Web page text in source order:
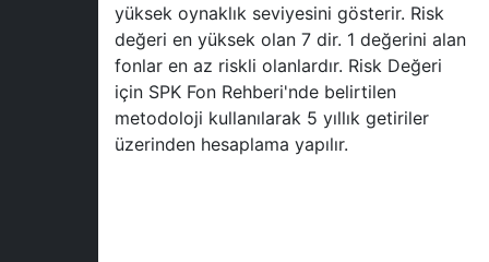
yüksek oynaklık seviyesini gösterir. Risk
değeri en yüksek olan 7 dir. 1 değerini alan
fonlar en az riskli olanlardır. Risk Değeri
için SPK Fon Rehberi'nde belirtilen
metodoloji kullanılarak 5 yıllık getiriler
üzerinden hesaplama yapılır.